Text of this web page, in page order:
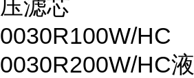
压滤芯
0030R100W/HC
0030R200W/HC液